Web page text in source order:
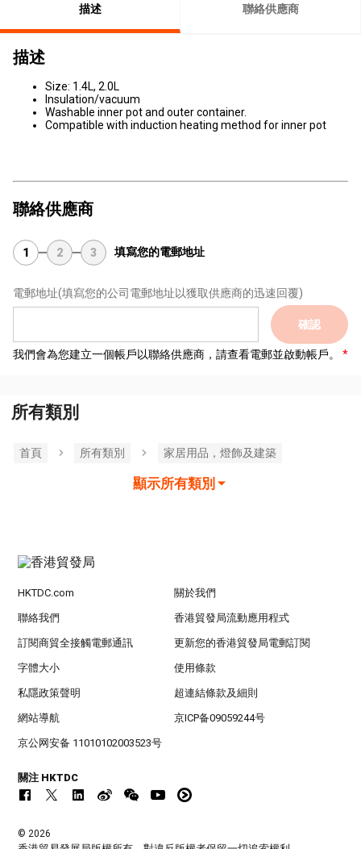
描述 聯絡供應商
描述
Size: 1.4L, 2.0L
Insulation/vacuum
Washable inner pot and outer container.
Compatible with induction heating method for inner pot
聯絡供應商
1 2 3 填寫您的電郵地址
電郵地址(填寫您的公司電郵地址以獲取供應商的迅速回覆)
確認
我們會為您建立一個帳戶以聯絡供應商，請查看電郵並啟動帳戶。
所有類別
首頁 所有類別 家居用品，燈飾及建築
顯示所有類別
HKTDC.com 關於我們
聯絡我們 香港貿發局流動應用程式
訂閱商貿全接觸電郵通訊 更新您的香港貿發局電郵訂閱
字體大小 使用條款
私隱政策聲明 超連結條款及細則
網站導航 京ICP备09059244号
京公网安备 11010102003523号
關注 HKTDC
© 2026